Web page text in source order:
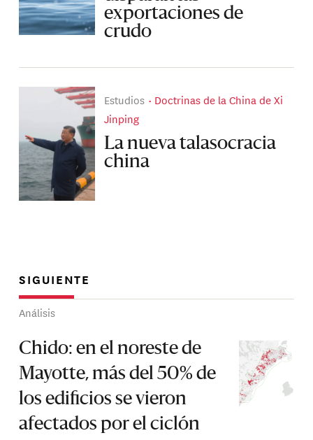
exportaciones de
crudo
Estudios
Doctrinas de la China de Xi
Jinping
La nueva talasocracia
china
SIGUIENTE
Análisis
Chido: en el noreste de
Mayotte, más del 50% de
los edificios se vieron
afectados por el ciclón